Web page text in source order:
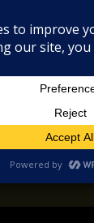
DEEP HOUSE